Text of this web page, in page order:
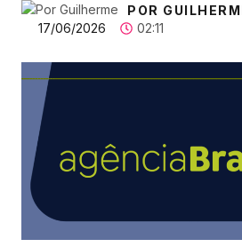
POR
17/06/2026
02:11